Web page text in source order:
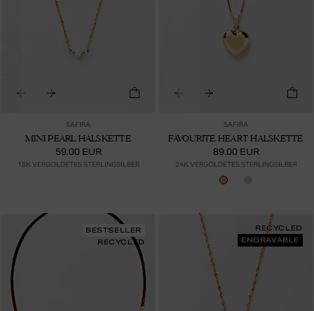
SAFIRA
MINI PEARL HALSKETTE
59.00 EUR
18K VERGOLDETES STERLINGSILBER
SAFIRA
FAVOURITE HEART HALSKETTE
89.00 EUR
24K VERGOLDETES STERLINGSILBER
BESTSELLER
RECYCLED
RECYCLED
ENGRAVABLE